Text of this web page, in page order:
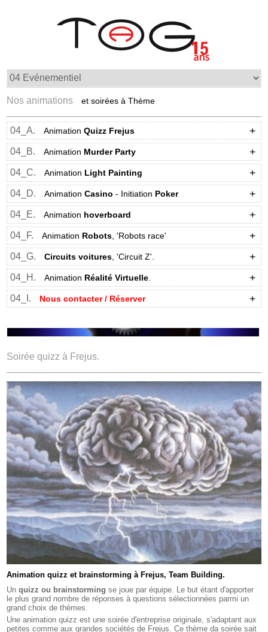
Nos animations et soirées à Thème
04_A. AnimationQuizz Frejus
04_B. Animation Murder Party
04_C. Animation Light Painting
04_D. AnimationCasino - Initiation Poker
04_E. Animation hoverboard
04_F. Animation Robots, 'Robots race'
04_G. Circuits voitures, 'Circuit Z'.
04_H. Animation Réalité Virtuelle.
04_I. Nous contacter / Réserver
Soirée quizz à Frejus.
Animation quizz et brainstorming à Frejus, Team Building.
Unquizz ou brainstorming se joue par équipe. Le but étant d'apporter
le plus grand nombre de réponses à questions sélectionnées parmi un
grand choix de thèmes.
Une animation quizz est une soirée d'entreprise originale, s'adaptant aux
petites comme aux grandes sociétés de Frejus. Ce thème da soirée sait